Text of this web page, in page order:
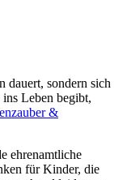
dauert, sondern sich
Leben begibt,
&
ehrenamtliche
für Kinder, die